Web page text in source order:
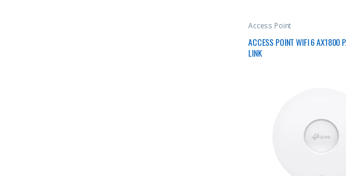
Access Point
ACCESS POINT WIFI 6 AX1800
LINK